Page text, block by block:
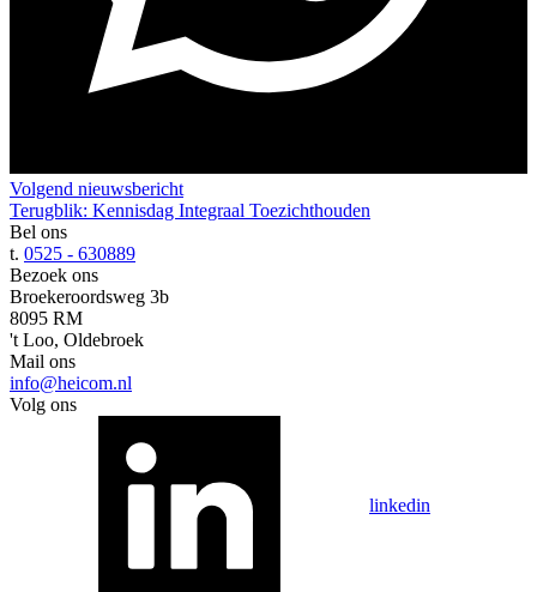
Volgend nieuwsbericht
Terugblik: Kennisdag Integraal Toezichthouden
Bel ons
t. 0525 - 630889
Bezoek ons
Broekeroordsweg 3b
8095 RM
't Loo, Oldebroek
Mail ons
info@heicom.nl
Volg ons
linkedin